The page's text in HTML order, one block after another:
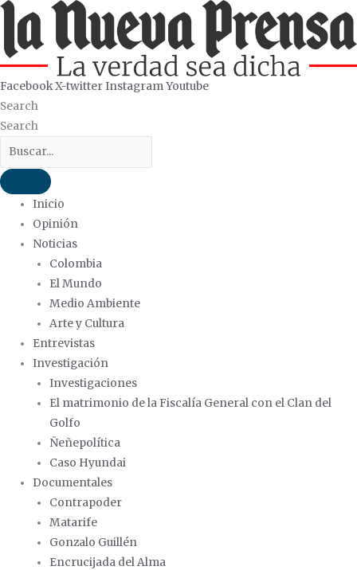
Ir
contenido
FacebookX-twitterInstagramYoutube
Search
Search
Inicio
Opinión
Noticias
Colombia
El Mundo
Medio Ambiente
Arte y Cultura
Entrevistas
Investigación
Investigaciones
El matrimonio de la Fiscalía General con el Clan del
Golfo
Ñeñepolítica
Caso Hyundai
Documentales
Contrapoder
Matarife
Gonzalo Guillén
Encrucijada del Alma